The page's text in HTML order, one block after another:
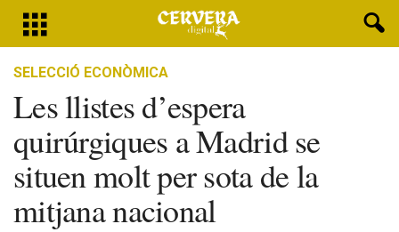
SELECCIÓ ECONÒMICA
Les llistes d’espera
quirúrgiques a Madrid se
situen molt per sota de la
mitjana nacional